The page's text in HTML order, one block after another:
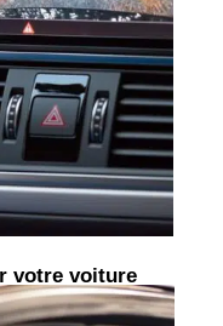
votre voiture